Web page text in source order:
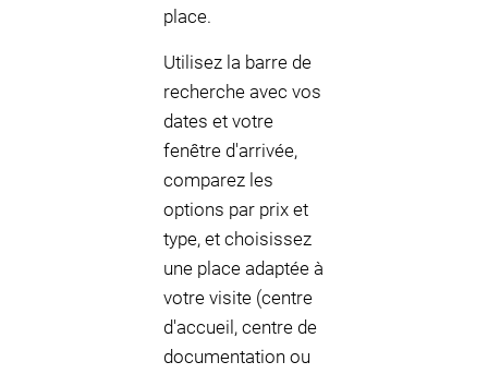
place.
Utilisez la barre de
recherche avec vos
dates et votre
fenêtre d'arrivée,
comparez les
options par prix et
type, et choisissez
une place adaptée à
votre visite (centre
d'accueil, centre de
documentation ou